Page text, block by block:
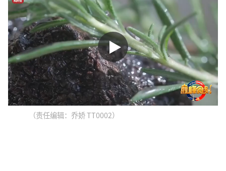
（责任编辑：乔娇 TT0002）